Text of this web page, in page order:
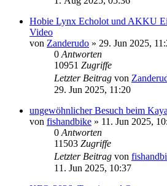
Hobie Lynx Echolot und AKKU
Video
von Zanderudo » 29. Jun 2025,
0 Antworten
10951 Zugriffe
Letzter Beitrag von
29. Jun 2025, 11:20
ungewöhnlicher Besuch beim
von fishandbike » 11. Jun 2025,
0 Antworten
11503 Zugriffe
Letzter Beitrag von
11. Jun 2025, 10:37